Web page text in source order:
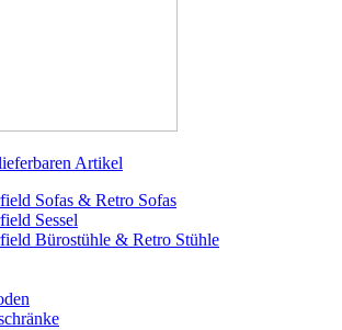
Artikel
Sofas & Retro Sofas
Sessel
Bürostühle & Retro Stühle